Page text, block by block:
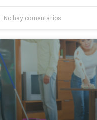
No hay comentarios